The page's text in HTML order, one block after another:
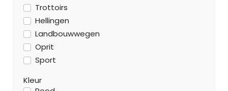
Trottoirs
Hellingen
Landbouwwegen
Oprit
Sport
Kleur